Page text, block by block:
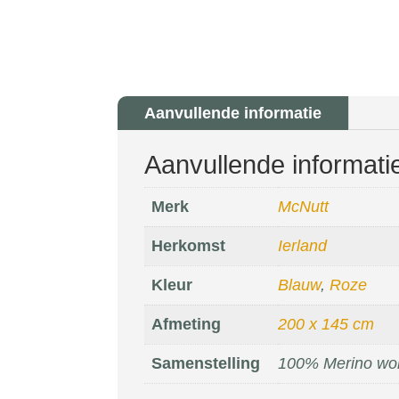
Aanvullende informatie
Aanvullende
Merk McNutt
Herkomst Ierland
Kleur Blauw, Roze
Afmeting 200 x 145 cm
Samenstelling 100% Merino